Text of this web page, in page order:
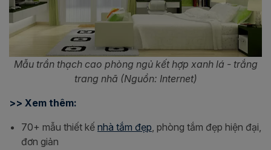
Mẫu trần thạch cao phòng ngủ kết hợp xanh lá - trắng
trang nhã (Nguồn: Internet)
>> Xem thêm:
70+ mẫu thiết kế nhà tắm đẹp , phòng tắm đẹp hiện đại,
đơn giản